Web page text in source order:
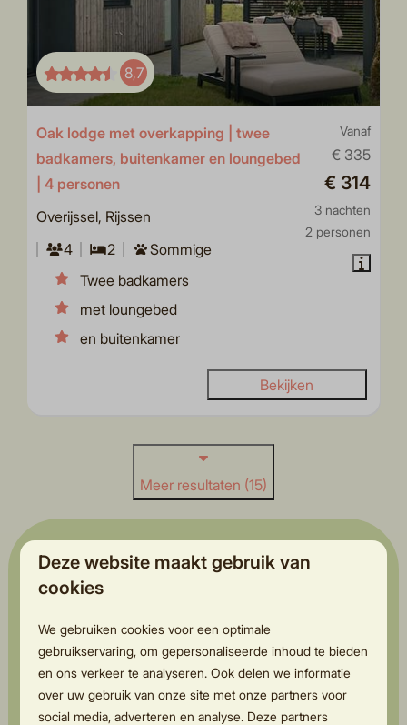
8,7
Vanaf
€ 335
€ 314
3 nachten
2 personen
Oak lodge met overkapping | twee
badkamers, buitenkamer en loungebed
| 4 personen
Overijssel, Rijssen
4
2
Sommige
Twee badkamers
met loungebed
en buitenkamer
Bekijken
Meer resultaten (15)
Zo ziet een
vakantiehuisje op ons
kleinschalige
vakantiepark eruit
Op Hölte verblijf je in een rustig gelegen
Deze website maakt gebruik van
cookies
We gebruiken cookies voor een optimale
gebruikservaring, om gepersonaliseerde inhoud te bieden
en ons verkeer te analyseren. Ook delen we informatie
over uw gebruik van onze site met onze partners voor
social media, adverteren en analyse. Deze partners